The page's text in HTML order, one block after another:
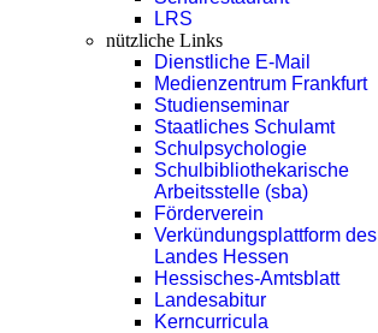
LRS
nützliche Links
Dienstliche E-Mail
Medienzentrum Frankfurt
Studienseminar
Staatliches Schulamt
Schulpsychologie
Schulbibliothekarische
Arbeitsstelle (sba)
Förderverein
Verkündungsplattform des
Landes Hessen
Hessisches-Amtsblatt
Landesabitur
Kerncurricula